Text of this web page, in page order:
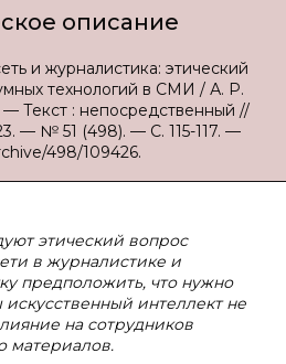
описание
и журналистика: этический
технологий в СМИ / А. Р.
— Текст : непосредственный //
— № 51 (498). — С. 115-117. —
498/109426.
этический вопрос
в журналистике и
предположить, что нужно
искусственный интеллект не
на сотрудников
материалов.